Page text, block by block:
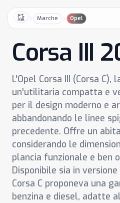
HomeMarche Opel
Corsa III
L'Opel Corsa III (Corsa
un'utilitaria compatta e
per il design moderno e
abbandonando le linee
precedente. Offre un
considerando le
plancia funzionale e ben
Disponibile sia in
Corsa C proponeva una
benzina e diesel, adatte